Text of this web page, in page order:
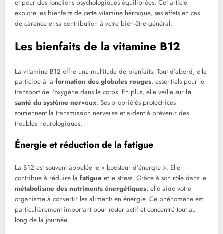
et pour des fonctions psychologiques équilibrées. Cet article
explore les bienfaits de cette vitamine héroïque, ses effets en cas
de carence et sa contribution à votre bien-être général.
Les bienfaits de la vitamine B12
La vitamine B12 offre une multitude de bienfaits. Tout d’abord, elle
participe à la formation des globules rouges, essentiels pour le
transport de l’oxygène dans le corps. En plus, elle veille sur la
santé du système nerveux. Ses propriétés protectrices
soutiennent la transmission nerveuse et aident à prévenir des
troubles neurologiques.
Énergie et réduction de la fatigue
La B12 est souvent appelée le « boosteur d’énergie ». Elle
contribue à réduire la fatigue et le stress. Grâce à son rôle dans le
métabolisme des nutriments énergétiques, elle aide votre
organisme à convertir les aliments en énergie. Ce phénomène est
particulièrement important pour rester actif et concentré tout au
long de la journée.